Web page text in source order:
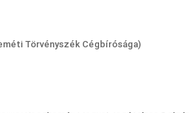
Törvényszék Cégbírósága)